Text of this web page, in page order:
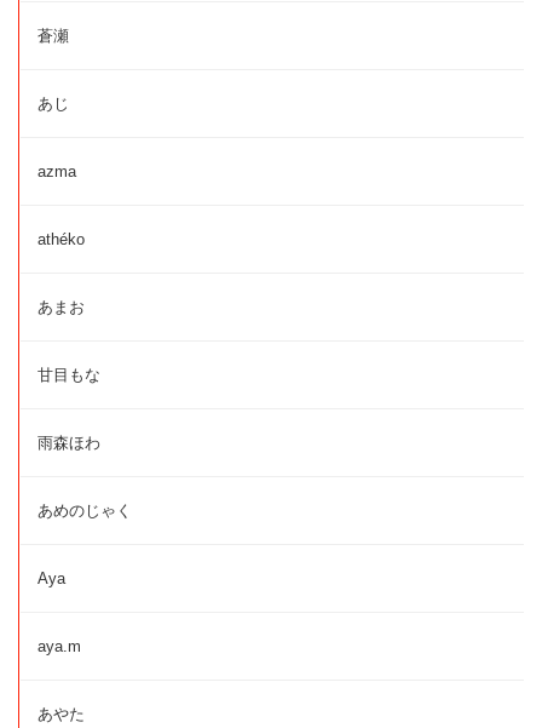
蒼瀬
あじ
azma
athéko
あまお
甘目もな
雨森ほわ
あめのじゃく
Aya
aya.m
あやた